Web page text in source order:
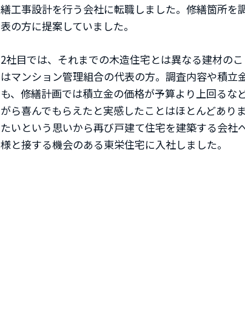
繕工事設計を行う会社に転職しました。修繕箇所
表の方に提案していました。
2社目では、それまでの木造住宅とは異なる建材の
はマンション管理組合の代表の方。調査内容や積
も、修繕計画では積立金の価格が予算より上回る
がら喜んでもらえたと実感したことはほとんどあり
たいという思いから再び戸建て住宅を建築する会
様と接する機会のある東栄住宅に入社しました。